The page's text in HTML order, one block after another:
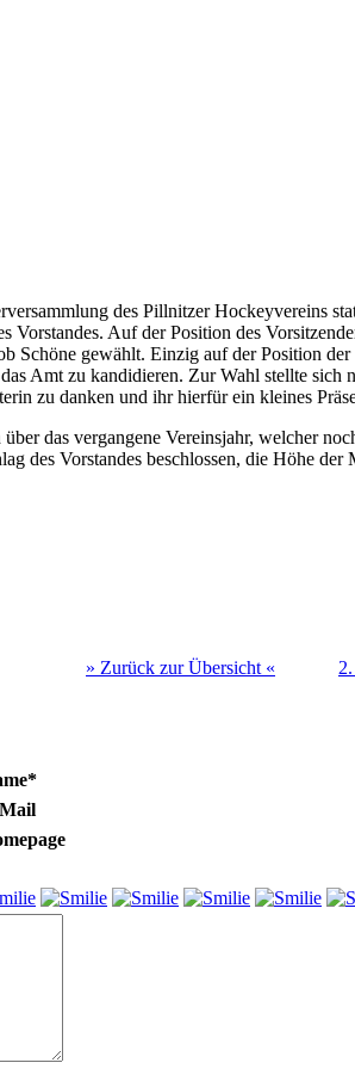
des Pillnitzer Hockeyvereins
Auf der Position des
Schöne gewählt. Einzig auf der Position
Amt zu kandidieren. Zur Wahl stellte
zu danken und ihr hierfür ein kleines
das vergangene Vereinsjahr, welcher
des Vorstandes beschlossen, die Höhe
» Zurück zur Übersicht «